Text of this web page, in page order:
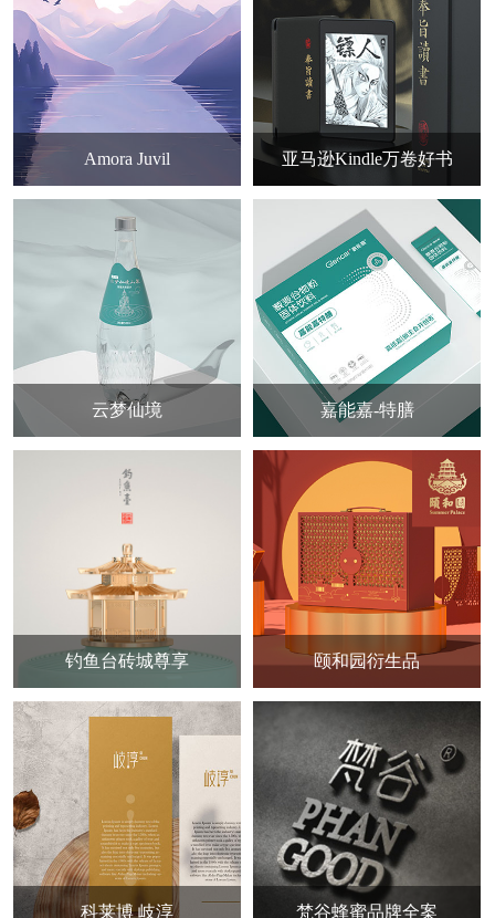
Amora Juvil 亚马逊Kindle万卷好书
云梦仙境 嘉能嘉-特膳
钓鱼台砖城尊享 颐和园衍生品
科莱博 岐淳 梵谷蜂蜜品牌全案